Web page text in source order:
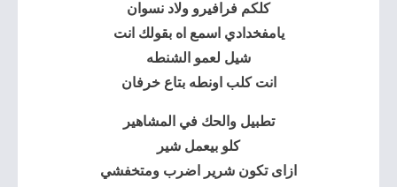
كلكم فرافيرو ولاد نسوان
يامفخدادي اسمع اه بقولك انت
شيل لعمو الشنطه
انت كلب اونطه بتاع خرفان
تطبيلوالحك في المشاهير
كلو بيعمل شير
ازاى تكون شرير اضرب ومتخفشي